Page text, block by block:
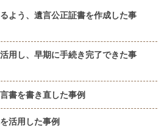
よう、遺言公正証書を作成した事
用し、早期に手続き完了できた事
書を書き直した事例
活用した事例